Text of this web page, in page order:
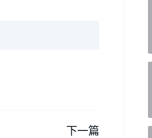
下一篇